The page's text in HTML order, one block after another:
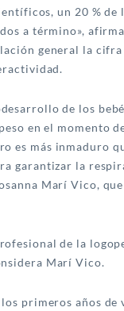
un 20 %
a término»,
general la
de los
en el momento
es más inmaduro
garantizar la
Marí Vico,
de la
Marí Vico.
primeros años